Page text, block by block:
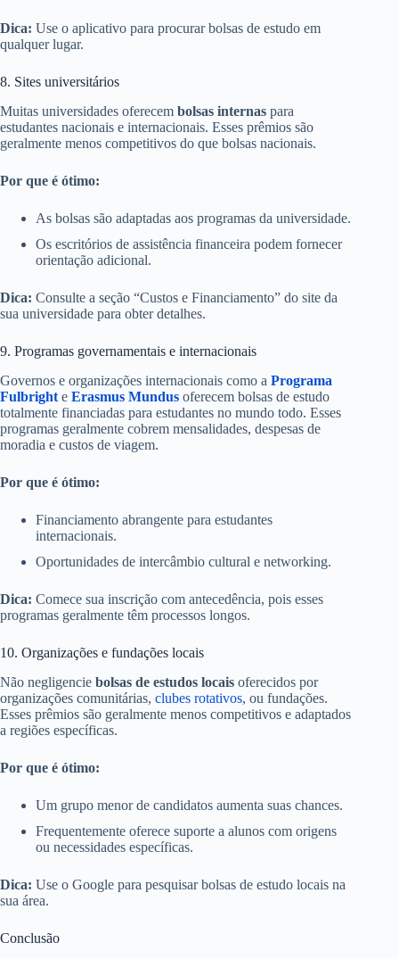
Dica: Use o aplicativo para procurar bolsas de estudo em
qualquer lugar.
8. Sites universitários
Muitas universidades oferecem bolsas internas para
estudantes nacionais e internacionais. Esses prêmios são
geralmente menos competitivos do que bolsas nacionais.
Por que é ótimo:
As bolsas são adaptadas aos programas da universidade.
Os escritórios de assistência financeira podem fornecer
orientação adicional.
Dica: Consulte a seção “Custos e Financiamento” do site da
sua universidade para obter detalhes.
9. Programas governamentais e internacionais
Governos e organizações internacionais como a Programa
Fulbright e Erasmus Mundus oferecem bolsas de estudo
totalmente financiadas para estudantes no mundo todo. Esses
programas geralmente cobrem mensalidades, despesas de
moradia e custos de viagem.
Por que é ótimo:
Financiamento abrangente para estudantes
internacionais.
Oportunidades de intercâmbio cultural e networking.
Dica: Comece sua inscrição com antecedência, pois esses
programas geralmente têm processos longos.
10. Organizações e fundações locais
Não negligencie bolsas de estudos locais oferecidos por
organizações comunitárias, clubes rotativos, ou fundações.
Esses prêmios são geralmente menos competitivos e adaptados
a regiões específicas.
Por que é ótimo:
Um grupo menor de candidatos aumenta suas chances.
Frequentemente oferece suporte a alunos com origens
ou necessidades específicas.
Dica: Use o Google para pesquisar bolsas de estudo locais na
sua área.
Conclusão